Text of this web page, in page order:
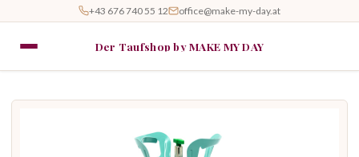
+43 676 740 55 12 office@make-my-day.at
Der Taufshop by MAKE MY DAY